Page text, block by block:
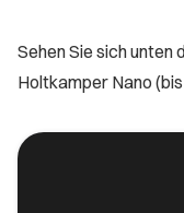
Sehen Sie sich unten
Holtkamper Nano